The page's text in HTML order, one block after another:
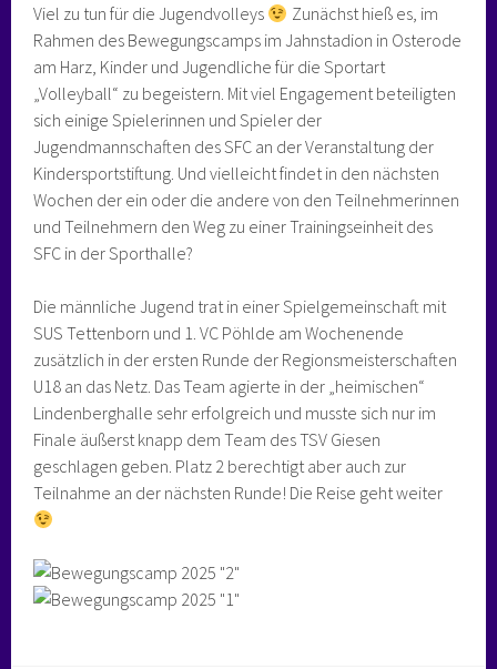
Viel zu tun für die Jugendvolleys
Zunächst hieß es, im
Rahmen des Bewegungscamps im Jahnstadion in Osterode
am Harz, Kinder und Jugendliche für die Sportart
„Volleyball“ zu begeistern. Mit viel Engagement beteiligten
sich einige Spielerinnen und Spieler der
Jugendmannschaften des SFC an der Veranstaltung der
Kindersportstiftung. Und vielleicht findet in den nächsten
Wochen der ein oder die andere von den Teilnehmerinnen
und Teilnehmern den Weg zu einer Trainingseinheit des
SFC in der Sporthalle?
Die männliche Jugend trat in einer Spielgemeinschaft mit
SUS Tettenborn und 1. VC Pöhlde am Wochenende
zusätzlich in der ersten Runde der Regionsmeisterschaften
U18 an das Netz. Das Team agierte in der „heimischen“
Lindenberghalle sehr erfolgreich und musste sich nur im
Finale äußerst knapp dem Team des TSV Giesen
geschlagen geben. Platz 2 berechtigt aber auch zur
Teilnahme an der nächsten Runde! Die Reise geht weiter